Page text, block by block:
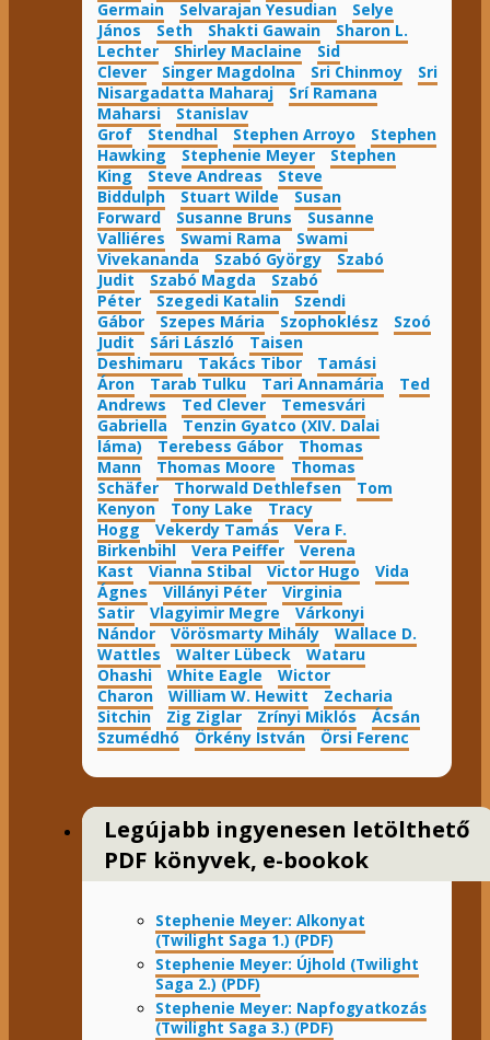
Germain Selvarajan Yesudian
Selye
János
Seth Shakti Gawain
Sharon L.
Lechter
Shirley Maclaine
Sid
Clever
Singer Magdolna Sri Chinmoy
Sri
Nisargadatta Maharaj
Srí Ramana
Maharsi
Stanislav
Grof
Stendhal Stephen Arroyo
Stephen
Hawking
Stephenie Meyer
Stephen
King
Steve Andreas
Steve
Biddulph
Stuart Wilde
Susan
Forward
Susanne Bruns
Susanne
Valliéres
Swami Rama
Swami
Vivekananda
Szabó György
Szabó
Judit
Szabó Magda
Szabó
Péter
Szegedi Katalin
Szendi
Gábor
Szepes Mária Szophoklész
Szoó
Judit
Sári László
Taisen
Deshimaru
Takács Tibor
Tamási
Áron
Tarab Tulku Tari Annamária
Ted
Andrews
Ted Clever
Temesvári
Gabriella
Tenzin Gyatco (XIV. Dalai
láma)
Terebess Gábor
Thomas
Mann
Thomas Moore
Thomas
Schäfer
Thorwald Dethlefsen
Tom
Kenyon
Tony Lake
Tracy
Hogg
Vekerdy Tamás
Vera F.
Birkenbihl
Vera Peiffer
Verena
Kast
Vianna Stibal Victor Hugo
Vida
Ágnes
Villányi Péter
Virginia
Satir
Vlagyimir Megre
Várkonyi
Nándor
Vörösmarty Mihály
Wallace D.
Wattles
Walter Lübeck
Wataru
Ohashi
White Eagle
Wictor
Charon
William W. Hewitt
Zecharia
Sitchin
Zig Ziglar Zrínyi Miklós
Ácsán
Szumédhó
Örkény István Örsi Ferenc
Legújabb ingyenesen letölthető
PDF könyvek, e-bookok
Stephenie Meyer: Alkonyat
(Twilight Saga 1.) (PDF)
Stephenie Meyer: Újhold (Twilight
Saga 2.) (PDF)
Stephenie Meyer: Napfogyatkozás
(Twilight Saga 3.) (PDF)